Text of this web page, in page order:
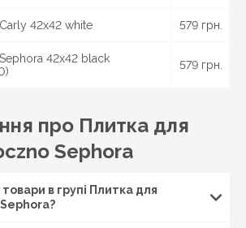
42x42 white 579 грн.
42x42 black
579 грн.
про Плитка для
Sephora
в групі Плитка для